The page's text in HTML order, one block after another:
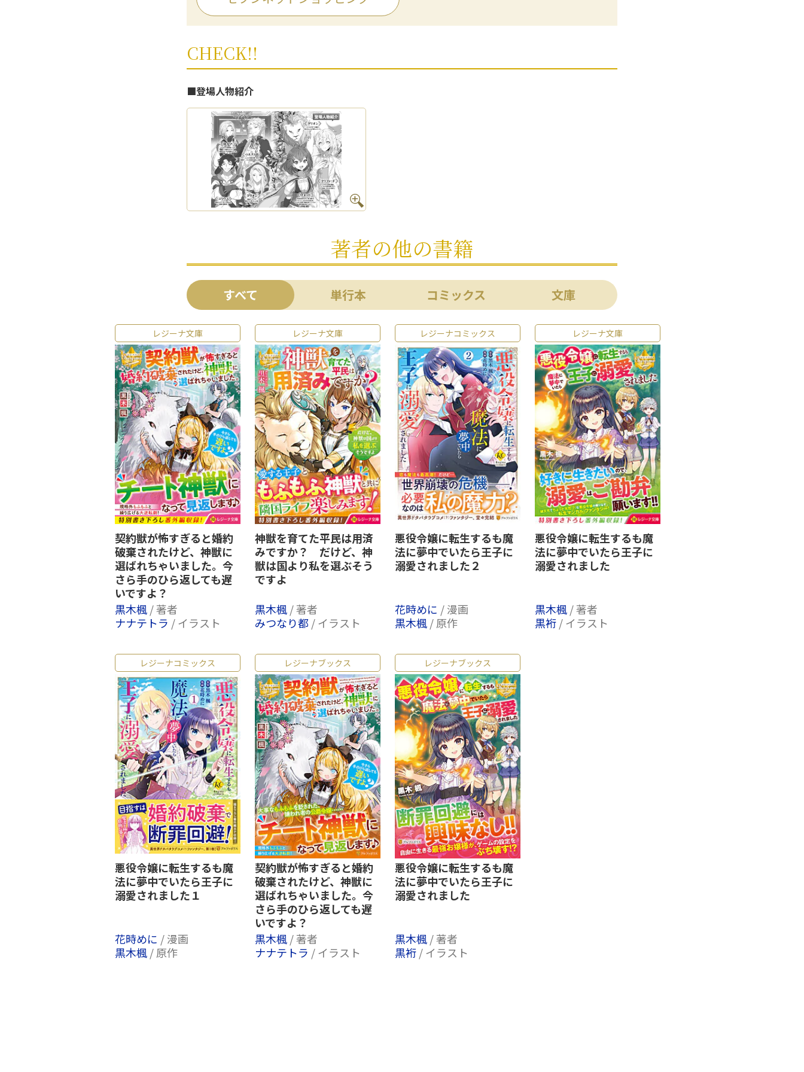
CHECK!!
■登場人物紹介
著者の他の書籍
すべて 単行本 コミックス 文庫
レジーナ文庫
契約獣が怖すぎると婚約
破棄されたけど、神獣に
選ばれちゃいました。今
さら手のひら返しても遅
いですよ？
黒木楓/ 著者
ナナテトラ / イラスト
レジーナ文庫
神獣を育てた平民は用済
みですか？ だけど、神
獣は国より私を選ぶそう
ですよ
黒木楓/ 著者
みつなり都 / イラスト
レジーナコミックス
悪役令嬢に転生するも魔
法に夢中でいたら王子に
溺愛されました２
花時めに / 漫画
黒木楓/ 原作
レジーナ文庫
悪役令嬢に転生するも魔
法に夢中でいたら王子に
溺愛されました
黒木楓/ 著者
黒裄/ イラスト
レジーナコミックス
悪役令嬢に転生するも魔
法に夢中でいたら王子に
溺愛されました１
花時めに / 漫画
黒木楓/ 原作
レジーナブックス
契約獣が怖すぎると婚約
破棄されたけど、神獣に
選ばれちゃいました。今
さら手のひら返しても遅
いですよ？
黒木楓/ 著者
ナナテトラ / イラスト
レジーナブックス
悪役令嬢に転生するも魔
法に夢中でいたら王子に
溺愛されました
黒木楓/ 著者
黒裄/ イラスト